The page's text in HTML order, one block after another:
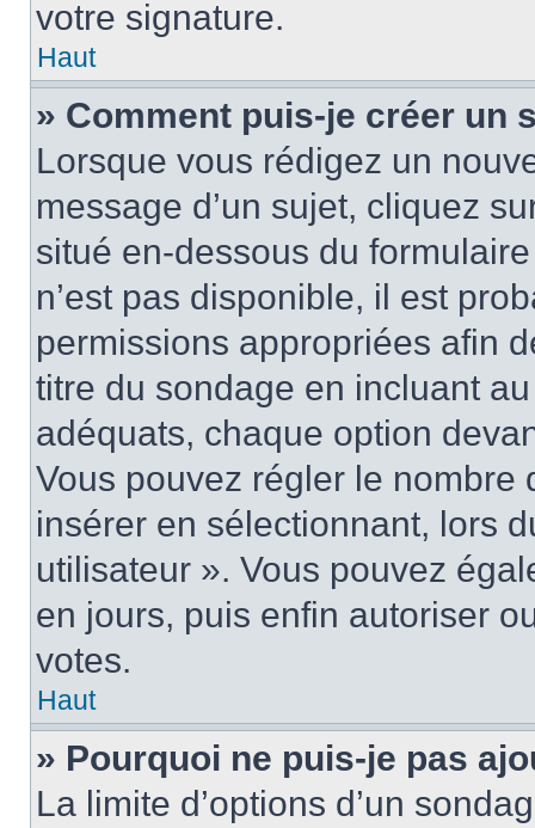
votre signature.
Haut
» Comment puis-je créer un
Lorsque vous rédigez un
message d’un sujet, cliquez
situé en-dessous du
n’est pas disponible, il est
permissions appropriées afin
titre du sondage en incluant
adéquats, chaque option
Vous pouvez régler le nombre
insérer en sélectionnant, lors
utilisateur ». Vous pouvez
en jours, puis enfin autoriser
votes.
Haut
» Pourquoi ne puis-je pas
La limite d’options d’un